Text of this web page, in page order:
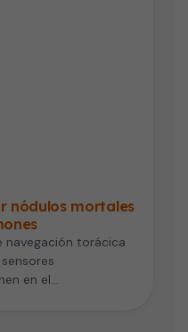
nódulos mortales
navegación torácica
en el…